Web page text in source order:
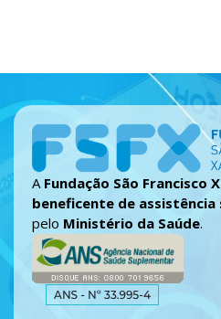
A Fundação São Francisco
beneficente de assistência
pelo Ministério da Saúde.